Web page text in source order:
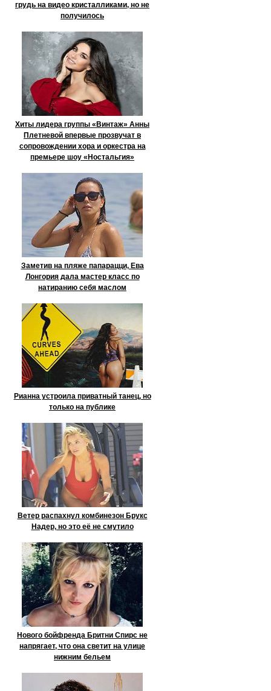
грудь на видео кристалликами, но не
получилось
Хиты лидера группы «Винтаж» Анны
Плетневой впервые прозвучат в
сопровождении хора и оркестра на
премьере шоу «Ностальгия»
Заметив на пляже папарацци, Ева
Лонгория дала мастер класс по
натиранию себя маслом
Рианна устроила приватный танец, но
только на публике
Ветер распахнул комбинезон Брукс
Надер, но это её не смутило
Нового бойфренда Бритни Спирс не
напрягает, что она светит на улице
нижним бельем